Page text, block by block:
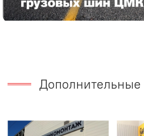
Дополнительные